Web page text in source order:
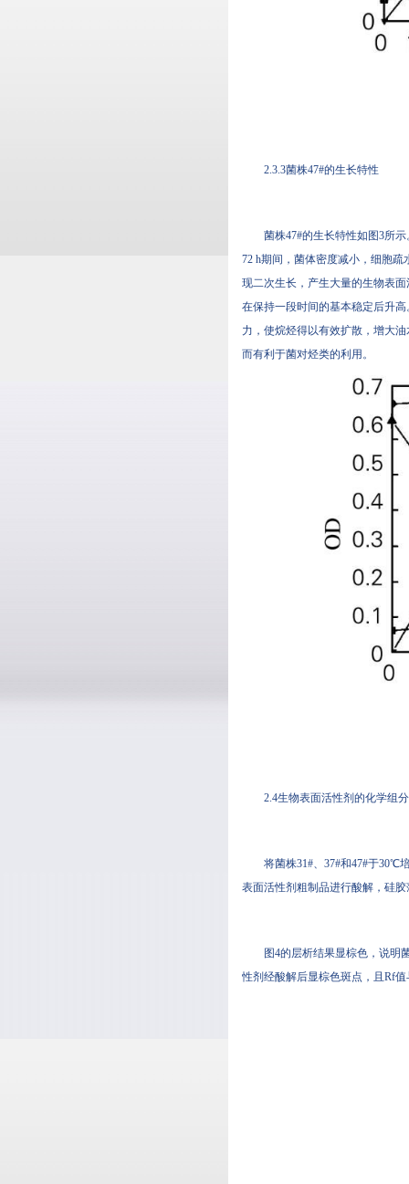
2.3.3菌株47#的生长特性
菌株47#的生长特性如图3所示
72 h期间，菌体密度减小，细
现二次生长，产生大量的生物表
在保持一段时间的基本稳定后升高
力，使烷烃得以有效扩散，增
而有利于菌对烃类的利用。
2.4生物表面活性剂的化学组
将菌株31#、37#和47#于30℃
表面活性剂粗制品进行酸解，硅
图4的层析结果显棕色，说明
性剂经酸解后显棕色斑点，且Rf